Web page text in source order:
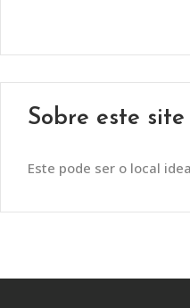
Sobre este site
Este pode ser o local